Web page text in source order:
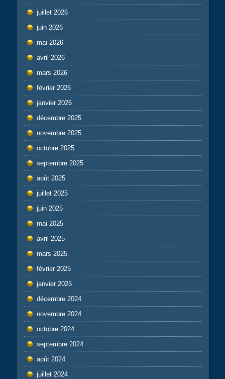
juillet 2026
juin 2026
mai 2026
avril 2026
mars 2026
février 2026
janvier 2026
décembre 2025
novembre 2025
octobre 2025
septembre 2025
août 2025
juillet 2025
juin 2025
mai 2025
avril 2025
mars 2025
février 2025
janvier 2025
décembre 2024
novembre 2024
octobre 2024
septembre 2024
août 2024
juillet 2024